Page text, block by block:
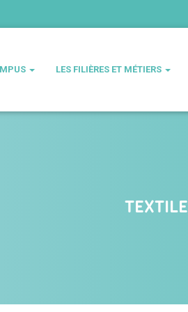
LES FILIÈRES ET MÉTIERS
TEXTILE